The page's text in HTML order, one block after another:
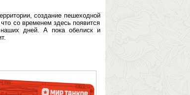
создание пешеходной
со временем здесь появится
дней. А пока обелиск и